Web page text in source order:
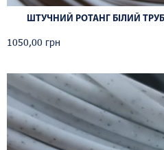
ШТУЧНИЙ РОТАНГ БІЛИЙ
1050,00 грн